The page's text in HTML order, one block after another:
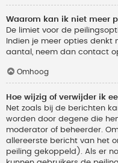
Waarom kan ik niet meer
De limiet voor de
Indien je meer opties
aantal, neem dan contact
Omhoog
Hoe wijzig of verwijder ik
Net zoals bij de berichten
worden door degene die
moderator of beheerder.
allereerste bericht van het
peiling gekoppeld). Als er